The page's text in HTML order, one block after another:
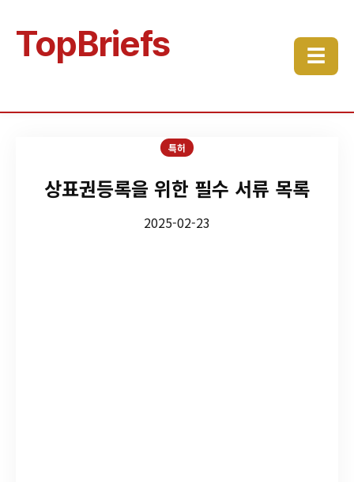
TopBriefs ☰
특허
상표권등록을 위한 필수 서류 목록
2025-02-23